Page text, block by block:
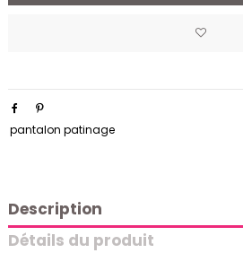
pantalon patinage
Description
Détails du produit